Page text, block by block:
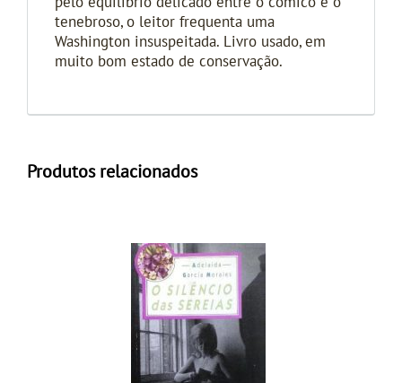
tenebroso, o leitor frequenta uma
Washington insuspeitada. Livro usado, em
muito bom estado de conservação.
Produtos relacionados